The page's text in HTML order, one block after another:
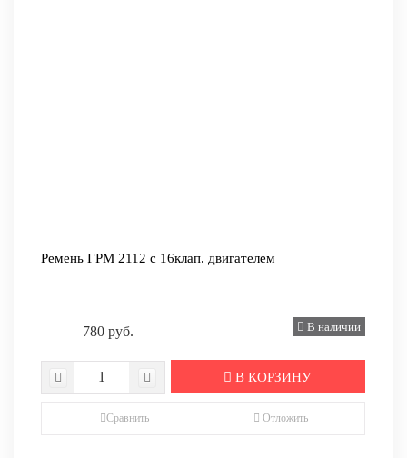
Ремень ГРМ 2112 с 16клап. двигателем
780 руб. В наличии
В КОРЗИНУ
Сравнить Отложить